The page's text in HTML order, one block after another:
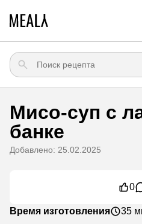
Мисо-суп с
банке
Добавлено: 25.02.2025
0
Время изготовления 35